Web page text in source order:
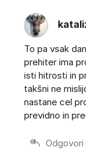
To pa vsak
prehiter ima
isti hitrosti in
takšni ne
nastane cel
previdno in
Odgovori